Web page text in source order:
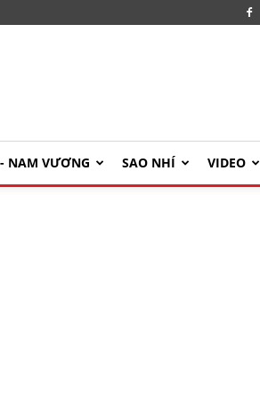
NAM VƯƠNG SAO NHÍ VIDEO